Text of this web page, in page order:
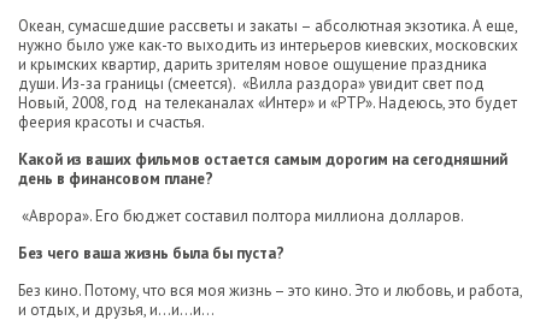
Океан, сумасшедшие рассветы и закаты – абсолютная экзотика. А еще,
нужно было уже как-то выходить из интерьеров киевских, московских
и крымских квартир, дарить зрителям новое ощущение праздника
души. Из-за границы (смеется). «Вилла раздора» увидит свет под
Новый, 2008, год на телеканалах «Интер» и «РТР». Надеюсь, это будет
феерия красоты и счастья.
Какой из ваших фильмов остается самым дорогим на сегодняшний
день в финансовом плане?
«Аврора». Его бюджет составил полтора миллиона долларов.
Без чего ваша жизнь была бы пуста?
Без кино. Потому, что вся моя жизнь – это кино. Это и любовь, и работа,
и отдых, и друзья, и…и…и…